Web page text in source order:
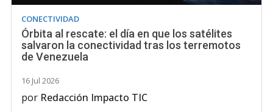
CONECTIVIDAD
Órbita al rescate: el día en que los satélites
salvaron la conectividad tras los terremotos
de Venezuela
16 Jul 2026
por Redacción Impacto TIC